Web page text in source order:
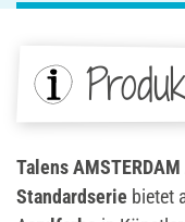
Talens
Standardserie bietet